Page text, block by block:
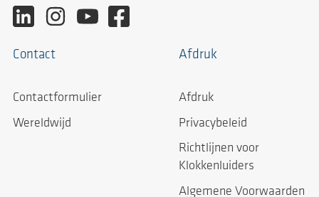
Contact
Contactformulier
Wereldwijd
Afdruk
Afdruk
Privacybeleid
Richtlijnen voor
Klokkenluiders
Algemene Voorwaarden